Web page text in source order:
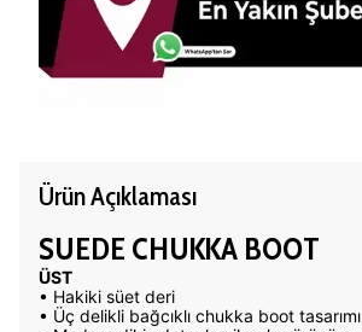
Ürün Açıklaması
SUEDE CHUKKA BOOT
ÜST
• Hakiki süet deri
• Üç delikli bağcıklı chukka boot tasarımı